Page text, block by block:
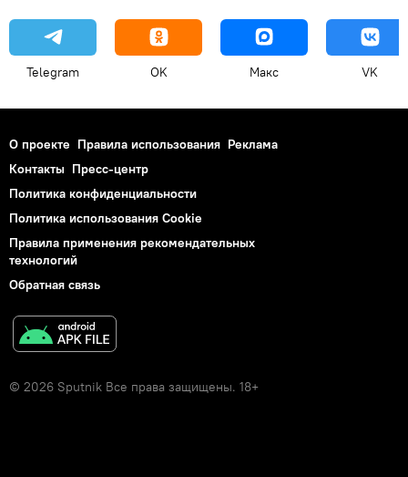
Telegram OK Макс VK
О проекте Правила использования Реклама
Контакты Пресс-центр
Политика конфиденциальности
Политика использования Cookie
Правила применения рекомендательных
технологий
Обратная связь
© 2026 Sputnik Все права защищены. 18+